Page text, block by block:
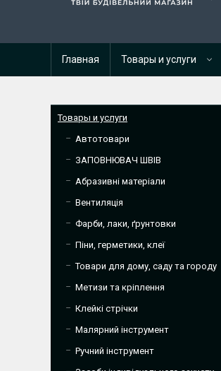
Главная Товары и услуги
Товары и услуги
Автотовари
ЗАПОВНЮВАЧ ШВІВ
Абразивні матеріали
Вентиляція
Фарби, лаки, ґрунтовки
Піни, герметики, клеї
Товари для дому, саду та городу
Метизи та кріплення
Клейкі стрічки
Малярний інструмент
Ручний інструмент